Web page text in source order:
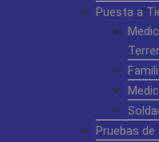
Puesta a
Pruebas de